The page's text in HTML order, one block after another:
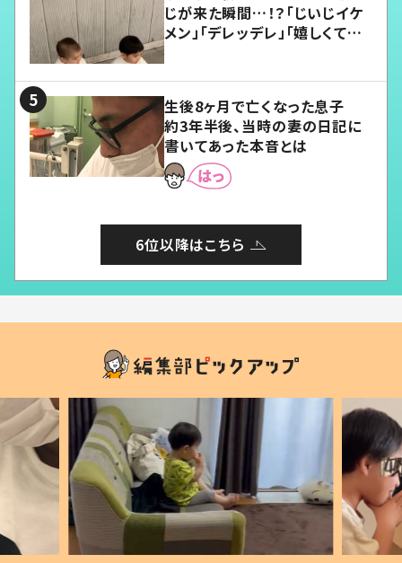
じが来た瞬間…！？「じいじイケ
メン」「デレッデレ」「嬉しくて可
生後8ヶ月で亡くなった息子
約3年半後、当時の妻の日記に
書いてあった本音とは
6位以降はこちら